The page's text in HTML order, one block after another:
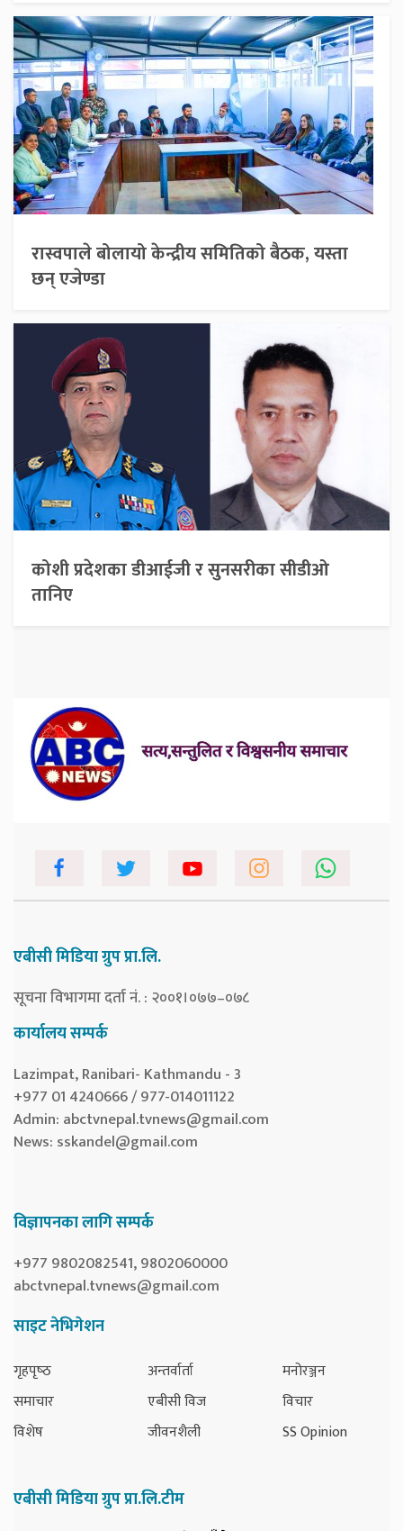
रास्वपाले बोलायो केन्द्रीय समितिको बैठक, यस्ता
छन् एजेण्डा
कोशी प्रदेशका डीआईजी र सुनसरीका सीडीओ
तानिए
एबीसी मिडिया ग्रुप प्रा.लि.
सूचना विभागमा दर्ता नं. : २००१।०७७–०७८
कार्यालय सम्पर्क
Lazimpat, Ranibari- Kathmandu - 3
+977 01 4240666 / 977-014011122
Admin: abctvnepal.tvnews@gmail.com
News: sskandel@gmail.com
विज्ञापनका लागि सम्पर्क
+977 9802082541, 9802060000
abctvnepal.tvnews@gmail.com
साइट नेभिगेशन
गृहपृष्‍ठ
समाचार
विशेष
अन्तर्वार्ता
एबीसी विज
जीवनशैली
मनोरञ्जन
विचार
SS Opinion
एबीसी मिडिया ग्रुप प्रा.लि.टीम